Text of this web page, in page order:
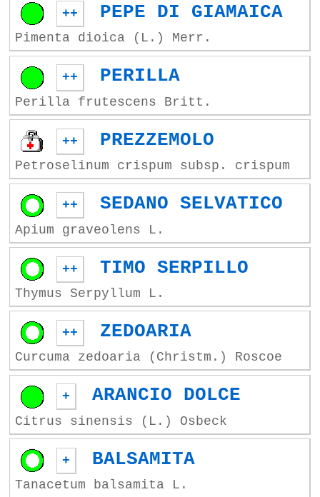
++ PEPE DI GIAMAICA
Pimenta dioica (L.) Merr.
++ PERILLA
Perilla frutescens Britt.
++ PREZZEMOLO
Petroselinum crispum subsp. crispum
++ SEDANO SELVATICO
Apium graveolens L.
++ TIMO SERPILLO
Thymus Serpyllum L.
++ ZEDOARIA
Curcuma zedoaria (Christm.) Roscoe
+ ARANCIO DOLCE
Citrus sinensis (L.) Osbeck
+ BALSAMITA
Tanacetum balsamita L.